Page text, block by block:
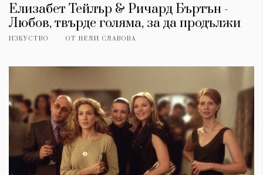
Елизабет Тейлър & Ричард Бъртън -
Любов, твърде голяма, за да продължи
ИЗКУСТВО ОТ НЕЛИ СЛАВОВА